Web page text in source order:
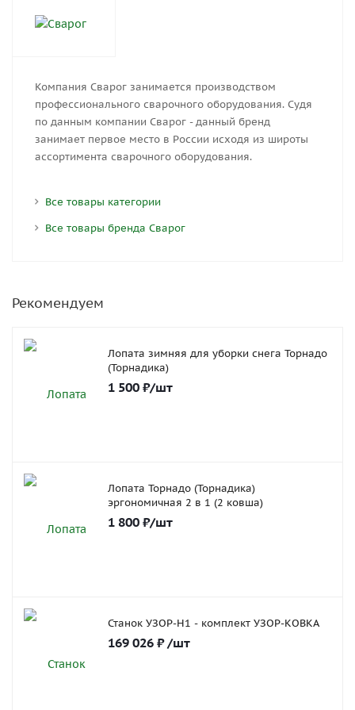
Компания Сварог занимается производством
профессионального сварочного оборудования. Судя
по данным компании Сварог - данный бренд
занимает первое место в России исходя из широты
ассортимента сварочного оборудования.
Все товары категории
Все товары бренда Сварог
Рекомендуем
Лопата зимняя для уборки снега Торнадо
(Торнадика)
1 500 ₽/шт
Лопата Торнадо (Торнадика)
эргономичная 2 в 1 (2 ковша)
1 800 ₽/шт
Станок УЗОР-Н1 - комплект УЗОР-КОВКА
169 026 ₽ /шт